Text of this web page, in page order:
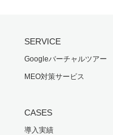
SERVICE
Googleバーチャルツアー
MEO対策サービス
CASES
導入実績